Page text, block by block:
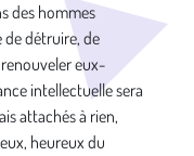
des hommes
de détruire, de
renouveler eux-
intellectuelle sera
attachés à rien,
heureux du